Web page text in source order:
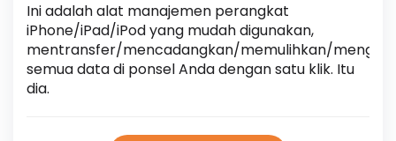
Ini adalah alat manajemen perangkat
iPhone/iPad/iPod yang mudah digunakan,
mentransfer/mencadangkan/memulihkan/
semua data di ponsel Anda dengan satu klik. Itu
dia.